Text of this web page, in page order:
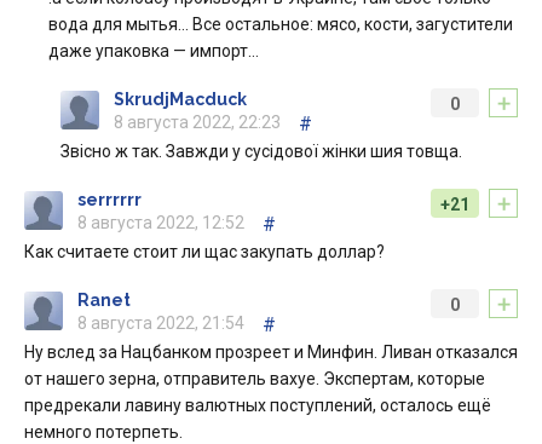
вода для мытья… Все остальное: мясо, кости, загустители
даже упаковка — импорт…
+
0
SkrudjMacduck
8 августа 2022, 22:23
#
Звісно ж так. Завжди у сусідової жінки шия товща.
+
+21
serrrrrr
8 августа 2022, 12:52
#
Как считаете стоит ли щас закупать доллар?
+
0
Ranet
8 августа 2022, 21:54
#
Ну вслед за Нацбанком прозреет и Минфин. Ливан отказался
от нашего зерна, отправитель вахуе. Экспертам, которые
предрекали лавину валютных поступлений, осталось ещё
немного потерпеть.